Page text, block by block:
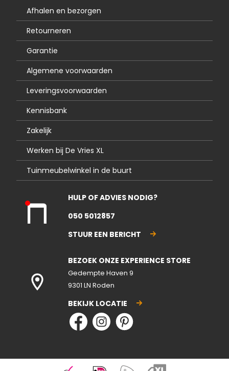
Afhalen en bezorgen
Retourneren
Garantie
Algemene voorwaarden
Leveringsvoorwaarden
Kennisbank
Zakelijk
Werken bij De Vries XL
Tuinmeubelwinkel in de buurt
nte
ote
n
HULP OF ADVIES NODIG?
050 5012857
STUUR EEN BERICHT
BEZOEK ONZE EXPERIENCE STORE
Gedempte Haven 9
9301 LN Roden
BEKIJK LOCATIE